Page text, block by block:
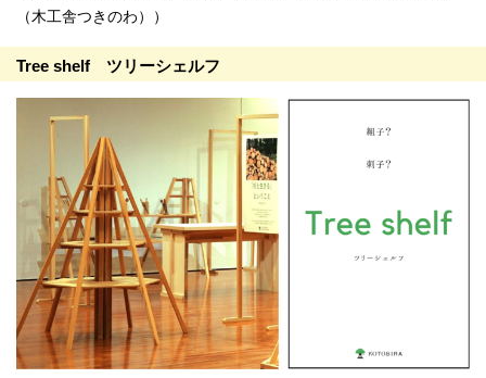
（木工舎つきのわ））
Tree shelf ツリーシェルフ